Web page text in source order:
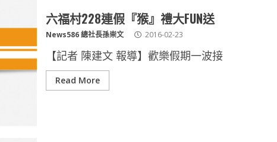
六福村228連假『猴』禮大FUN送
News586 總社長孫崇文 2016-02-23
【記者 陳建文 報導】歡樂假期一波接
Read More